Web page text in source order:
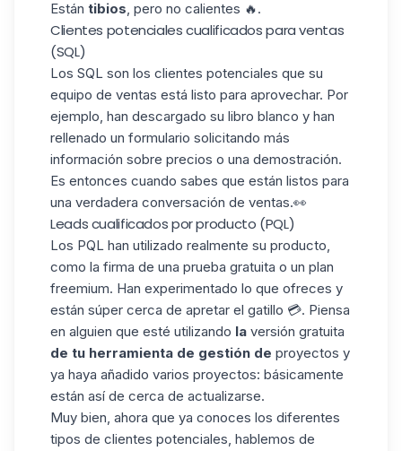
Están tibios, pero no calientes 🔥.
Clientes potenciales cualificados para ventas
(SQL)
Los SQL son los clientes potenciales que su
equipo de ventas está listo para aprovechar. Por
ejemplo, han descargado su libro blanco y han
rellenado un formulario solicitando más
información sobre precios o una demostración.
Es entonces cuando sabes que están listos para
una verdadera conversación de ventas.👀
Leads cualificados por producto (PQL)
Los PQL han utilizado realmente su producto,
como la firma de una prueba gratuita o un plan
freemium. Han experimentado lo que ofreces y
están súper cerca de apretar el gatillo 💳. Piensa
en alguien que esté utilizando la versión gratuita
de tu herramienta de gestión de proyectos y
ya haya añadido varios proyectos: básicamente
están así de cerca de actualizarse.
Muy bien, ahora que ya conoces los diferentes
tipos de clientes potenciales, hablemos de